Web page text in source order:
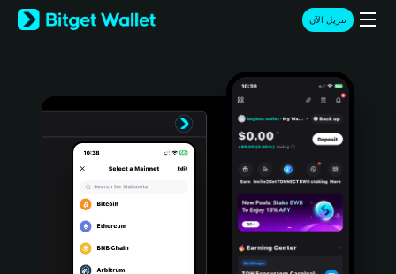
English
日本語
Türkçe
Português (Portugal)
Bahasa Indonesia
تنزيل الآن